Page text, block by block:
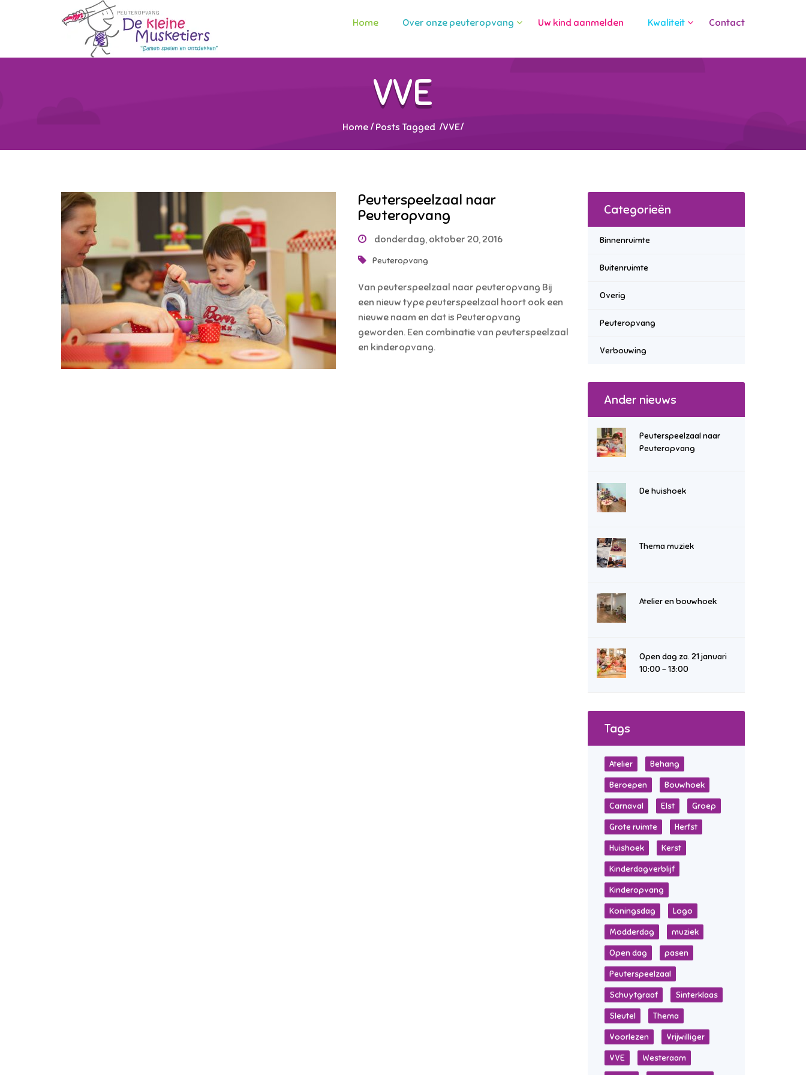
Home Over onze peuteropvang Uw kind aanmelden Kwaliteit Contact
VVE
Home / Posts Tagged /VVE/
Peuterspeelzaal naar
Peuteropvang
donderdag, oktober 20, 2016
Peuteropvang
Van peuterspeelzaal naar peuteropvang Bij
een nieuw type peuterspeelzaal hoort ook een
nieuwe naam en dat is Peuteropvang
geworden. Een combinatie van peuterspeelzaal
en kinderopvang.
Categorieën
Binnenruimte
Buitenruimte
Overig
Peuteropvang
Verbouwing
Ander nieuws
Peuterspeelzaal naar
Peuteropvang
De huishoek
Thema muziek
Atelier en bouwhoek
Open dag za. 21 januari
10:00 – 13:00
Tags
Atelier Behang
Beroepen Bouwhoek
Carnaval Elst Groep
Grote ruimte Herfst
Huishoek Kerst
Kinderdagverblijf
Kinderopvang
Koningsdag Logo
Modderdag muziek
Open dag pasen
Peuterspeelzaal
Schuytgraaf Sinterklaas
Sleutel Thema
Voorlezen Vrijwilliger
VVE Westeraam